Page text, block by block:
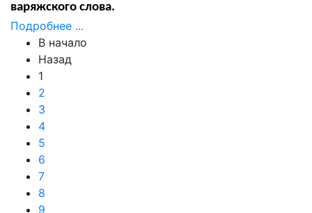
варяжского слова.
Подробнее ...
В начало
Назад
1
2
3
4
5
6
7
8
9